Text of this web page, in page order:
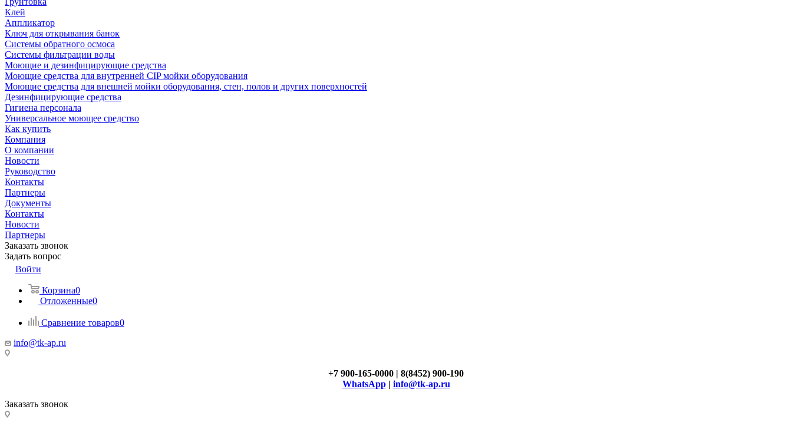
Клей
Аппликатор
Ключ для открывания банок
Системы обратного осмоса
Системы фильтрации воды
Моющие и дезинфицирующие средства
Моющие средства для внутренней CIP мойки оборудования
Моющие средства для внешней мойки оборудования, стен, полов и других поверхностей
Дезинфицирующие средства
Гигиена персонала
Универсальное моющее средство
Как купить
Компания
О компании
Новости
Руководство
Контакты
Партнеры
Документы
Контакты
Новости
Партнеры
Заказать звонок
Задать вопрос
Войти
Корзина0
Отложенные0
Сравнение товаров0
info@tk-ap.ru
+7 900-165-0000 | 8(8452) 900-190
WhatsApp| info@tk-ap.ru
Заказать звонок